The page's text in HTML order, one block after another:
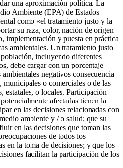
una aproximación política. La
Ambiente (EPA) de Estados
como «el tratamiento justo y la
su raza, color, nación de origen
implementación y puesta en práctica
ambientales. Un tratamiento justo
incluyendo diferentes
debe cargar con un porcentaje
negativos consecuencia
municipales o comerciales o de las
estatales, o locales. Participación
afectadas tienen la
en las decisiones relacionadas con
ambiente y / o salud; que su
en las decisiones que toman las
de todos los
en la toma de decisiones; y que los
facilitan la participación de los